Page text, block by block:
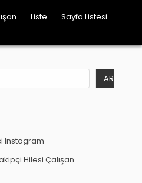
Liste Sayfa Listesi
ARA
Instagram
Hilesi Çalışan